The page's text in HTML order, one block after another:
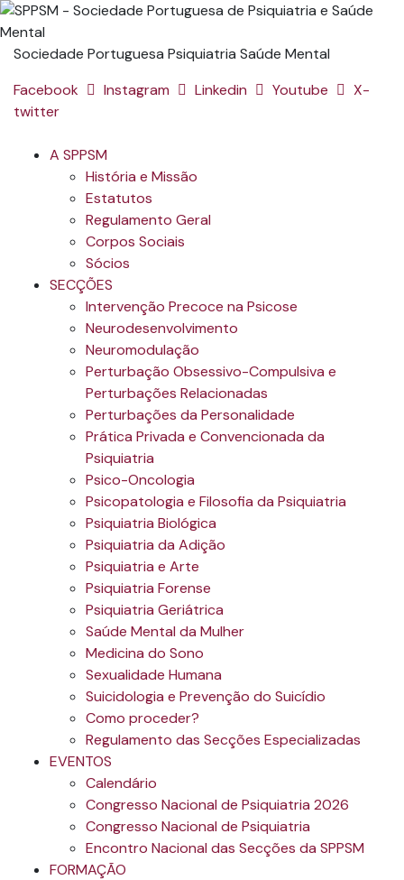
Sociedade Portuguesa Psiquiatria Saúde Mental
Facebook
Instagram Linkedin Youtube
X-
twitter
A SPPSM
História e Missão
Estatutos
Regulamento Geral
Corpos Sociais
Sócios
SECÇÕES
Intervenção Precoce na Psicose
Neurodesenvolvimento
Neuromodulação
Perturbação Obsessivo-Compulsiva e
Perturbações Relacionadas
Perturbações da Personalidade
Prática Privada e Convencionada da
Psiquiatria
Psico-Oncologia
Psicopatologia e Filosofia da Psiquiatria
Psiquiatria Biológica
Psiquiatria da Adição
Psiquiatria e Arte
Psiquiatria Forense
Psiquiatria Geriátrica
Saúde Mental da Mulher
Medicina do Sono
Sexualidade Humana
Suicidologia e Prevenção do Suicídio
Como proceder?
Regulamento das Secções Especializadas
EVENTOS
Calendário
Congresso Nacional de Psiquiatria 2026
Congresso Nacional de Psiquiatria
Encontro Nacional das Secções da SPPSM
FORMAÇÃO